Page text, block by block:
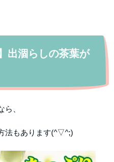
出涸らしの茶葉が
、
法もあります(^▽^;)